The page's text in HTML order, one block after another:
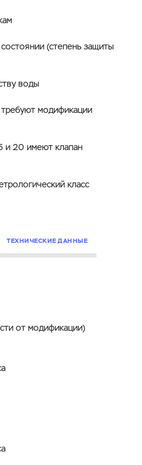
персональных данных
(степень защиты
воды
модификации
и 20 имеют клапан
класс
ТЕХНИЧЕСКИЕ ДАННЫЕ
от модификации)